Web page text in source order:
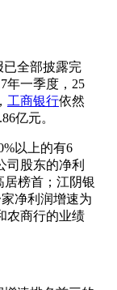
全部披露完
年一季度，25
工商银行依然
亿元。
以上的有6
司股东的净利
居榜首；江阴银
净利润增速为
农商行的业绩